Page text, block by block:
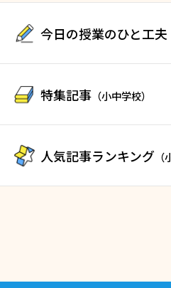
今日の授業のひと工夫
特集記事 （小中学校）
人気記事ランキング